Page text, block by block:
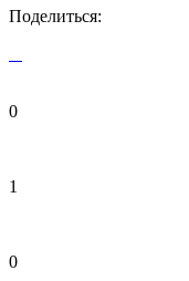
Поделиться:
0
1
0